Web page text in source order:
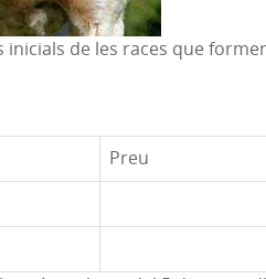
de les races que
Preu